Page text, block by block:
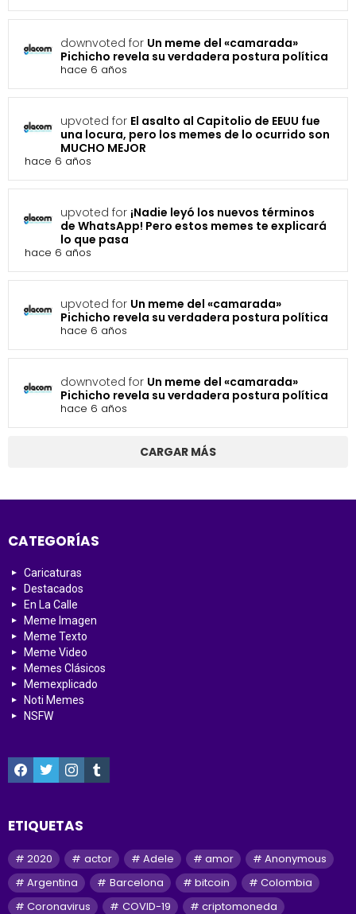
downvoted for Un meme del «camarada»
Pichicho revela su verdadera postura política
hace 6 años
upvoted for El asalto al Capitolio de EEUU fue
una locura, pero los memes de lo ocurrido son
MUCHO MEJOR
hace 6 años
upvoted for ¡Nadie leyó los nuevos términos
de WhatsApp! Pero estos memes te explicará
lo que pasa
hace 6 años
upvoted for Un meme del «camarada»
Pichicho revela su verdadera postura política
hace 6 años
downvoted for Un meme del «camarada»
Pichicho revela su verdadera postura política
hace 6 años
CARGAR MÁS
CATEGORÍAS
Caricaturas
Destacados
En La Calle
Meme Imagen
Meme Texto
Meme Video
Memes Clásicos
Memexplicado
Noti Memes
NSFW
facebooktwitterinstagramtumblr
ETIQUETAS
2020 actor Adele amor
Anonymous
Argentina
Barcelona bitcoin
Colombia
Coronavirus
COVID-19 criptomoneda